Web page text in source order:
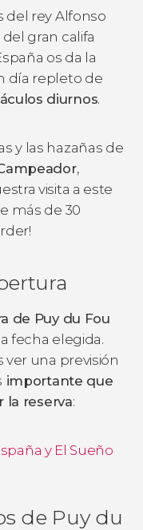
del rey Alfonso
gran califa
os da la
día repleto de
diurnos.
y las hazañas de
,
visita a este
más de 30
de Puy du Fou
fecha elegida.
ver una previsión
importante que
la reserva:
y El Sueño
de Puy du